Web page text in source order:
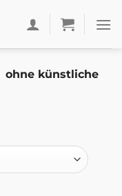
ohne künstliche